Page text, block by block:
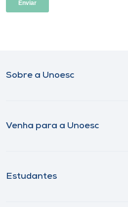
Sobre a Unoesc
Venha para a Unoesc
Estudantes